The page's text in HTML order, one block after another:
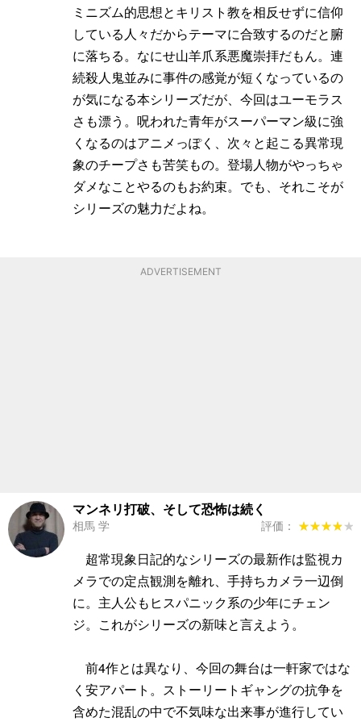
ミニズム的思想とキリスト教を相反せずに信仰
している人々だからテーマに合致するのだと腑
に落ちる。なにせ山羊爪系悪魔崇拝だもん。連
続殺人鬼並みに事件の感覚が短くなっているの
が気になる本シリーズだが、今回はユーモラス
さも漂う。呪われた青年がスーパーマン級に強
くなるのはアニメっぽく、次々と起こる異常現
象のチープさも苦笑もの。登場人物がやっちゃ
ダメなことやるのもお約束。でも、それこそが
シリーズの魅力だよね。
ADVERTISEMENT
マンネリ打破、そして恐怖は続く
相馬 学 評価： ★★★★★
★★★★★
超常現象日記的なシリーズの最新作は監視カ
メラでの定点観測を離れ、手持ちカメラ一辺倒
に。主人公もヒスパニック系の少年にチェン
ジ。これがシリーズの新味と言えよう。
前4作とは異なり、今回の舞台は一軒家ではな
く安アパート。ストーリートギャングの抗争を
含めた混乱の中で不気味な出来事が進行してい